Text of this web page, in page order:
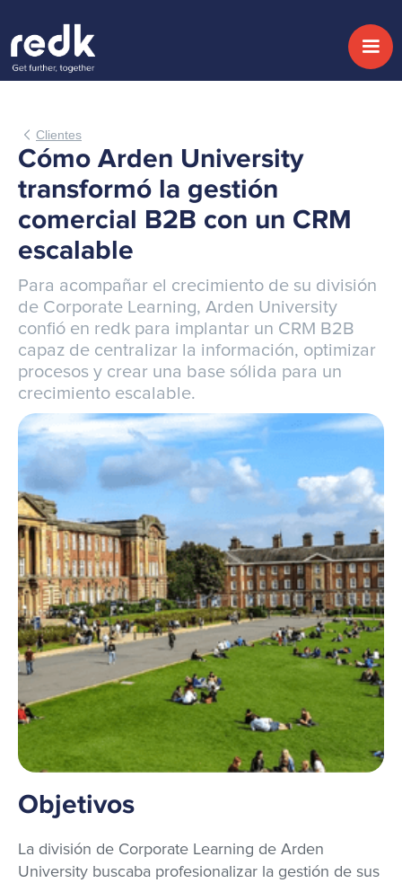
Clientes
Cómo Arden University
transformó la gestión
comercial B2B con un CRM
escalable
Para acompañar el crecimiento de su división
de Corporate Learning, Arden University
confió en redk para implantar un CRM B2B
capaz de centralizar la información, optimizar
procesos y crear una base sólida para un
crecimiento escalable.
Objetivos
La división de Corporate Learning de Arden
University buscaba profesionalizar la gestión de sus